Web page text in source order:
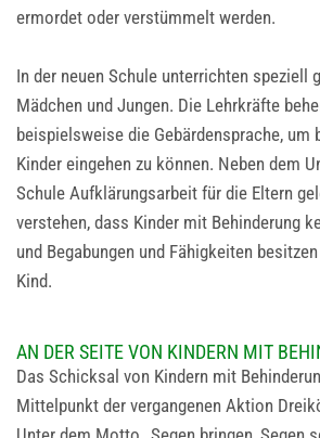
ermordet oder verstümmelt werden.
In der neuen Schule unterrichten speziell
Mädchen und Jungen. Die Lehrkräfte
beispielsweise die Gebärdensprache,
Kinder eingehen zu können. Neben dem
Schule Aufklärungsarbeit für die Eltern
verstehen, dass Kinder mit Behinderung
und Begabungen und Fähigkeiten
Kind.
AN DER SEITE VON KINDERN MIT
Das Schicksal von Kindern mit
Mittelpunkt der vergangenen Aktion